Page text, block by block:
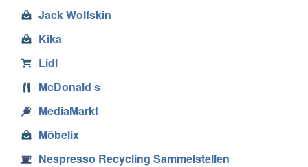
Jack Wolfskin
Kika
Lidl
McDonald s
MediaMarkt
Möbelix
Nespresso Recycling Sammelstellen